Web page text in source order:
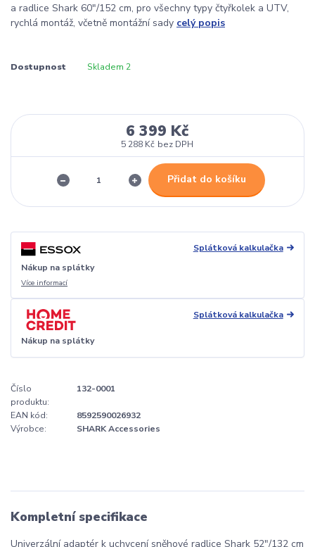
a radlice Shark 60"/152 cm, pro všechny typy čtyřkolek a UTV,
rychlá montáž, včetně montážní sady celý popis
Dostupnost Skladem 2
6 399 Kč
5 288 Kč bez DPH
Přidat do košíku
Splátková kalkulačka
Nákup na splátky
Více informací
Splátková kalkulačka
Nákup na splátky
Číslo
produktu:
132-0001
EAN kód:
8592590026932
Výrobce:
SHARK Accessories
Kompletní specifikace
Univerzální adaptér k uchycení sněhové radlice Shark 52"/132 cm